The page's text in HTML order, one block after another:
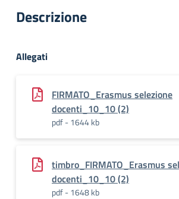
Descrizione
Allegati
FIRMATO_Erasmus selezione
docenti_10_10 (2)
pdf - 1644 kb
timbro_FIRMATO_Erasmus
docenti_10_10 (2)
pdf - 1648 kb